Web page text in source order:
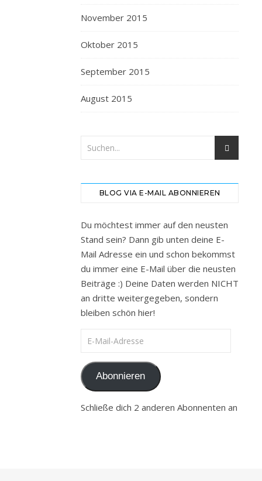
November 2015
Oktober 2015
September 2015
August 2015
BLOG VIA E-MAIL ABONNIEREN
Du möchtest immer auf den neusten
Stand sein? Dann gib unten deine E-
Mail Adresse ein und schon bekommst
du immer eine E-Mail über die neusten
Beiträge :) Deine Daten werden NICHT
an dritte weitergegeben, sondern
bleiben schön hier!
E-Mail-Adresse
Abonnieren
Schließe dich 2 anderen Abonnenten an